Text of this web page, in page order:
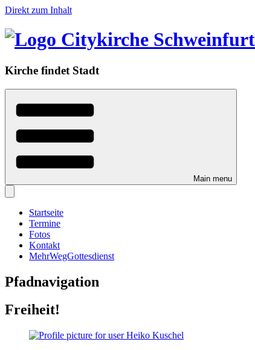
Direkt zum Inhalt
Kirche findet Stadt
Main menu
Startseite
Termine
Fotos
Kontakt
MehrWegGottesdienst
Pfadnavigation
Freiheit!